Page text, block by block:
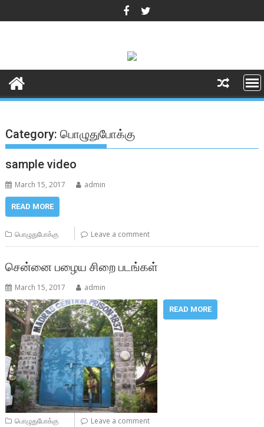
to
Category:பொழுதுபோக்கு
sample video
March 15, 2017 admin
READ MORE
பொழுதுபோக்கு Leave a comment
சென்னை பழைய சிறை படங்கள்
March 15, 2017 admin
READ MORE
பொழுதுபோக்கு Leave a comment